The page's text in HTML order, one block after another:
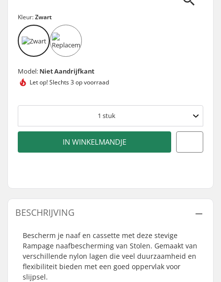
Kleur:Zwart
Model: Niet Aandrijfkant
Let op!Slechts 3 op voorraad
1 stuk
IN WINKELMANDJE
BESCHRIJVING
Bescherm je naaf en cassette met deze stevige
Rampage naafbescherming van Stolen. Gemaakt van
verschillende nylon lagen die veel duurzaamheid en
flexibiliteit bieden met een goed oppervlak voor
slijpsel.